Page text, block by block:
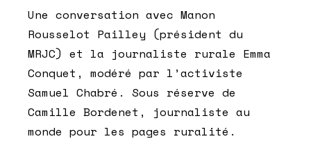
Une conversation avec Manon
Rousselot Pailley (président du
MRJC) et la journaliste rurale Emma
Conquet, modéré par l’activiste
Samuel Chabré. Sous réserve de
Camille Bordenet, journaliste au
monde pour les pages ruralité.